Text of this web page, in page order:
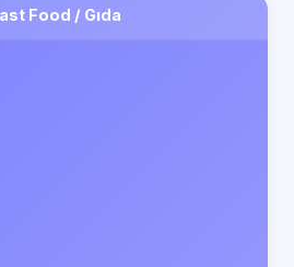
Food / Gıda